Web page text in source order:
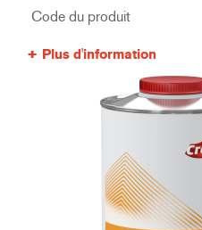
Code du produit
Plus d'information